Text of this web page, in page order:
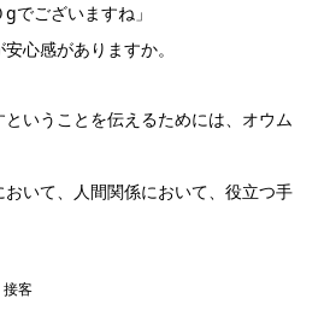
でございますね」
心感がありますか。
いうことを伝えるためには、オウム
いて、人間関係において、役立つ手
客